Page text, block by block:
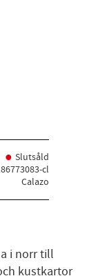
Slutsåld
cl
Calazo
i norr till
kustkartor